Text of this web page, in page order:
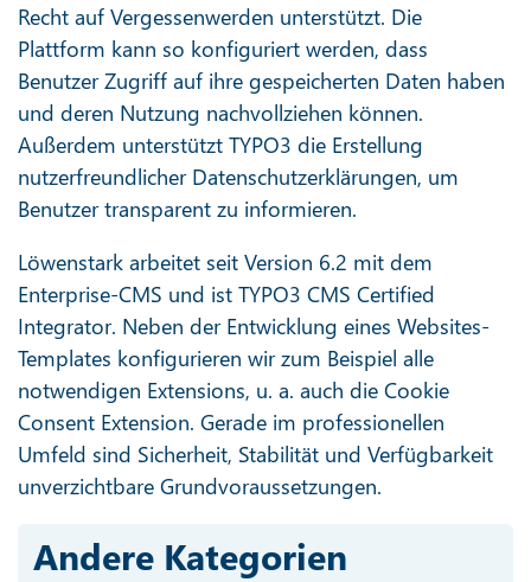
Andere Kategorien
Recht auf Vergessenwerden unterstützt. Die
Plattform kann so konfiguriert werden, dass
Benutzer Zugriff auf ihre gespeicherten Daten haben
und deren Nutzung nachvollziehen können.
Außerdem unterstützt TYPO3 die Erstellung
nutzerfreundlicher Datenschutzerklärungen, um
Benutzer transparent zu informieren.
Löwenstark arbeitet seit Version 6.2 mit dem
Enterprise-CMS und ist TYPO3 CMS Certified
Integrator. Neben der Entwicklung eines Websites-
Templates konfigurieren wir zum Beispiel alle
notwendigen Extensions, u. a. auch die Cookie
Consent Extension. Gerade im professionellen
Umfeld sind Sicherheit, Stabilität und Verfügbarkeit
unverzichtbare Grundvoraussetzungen.